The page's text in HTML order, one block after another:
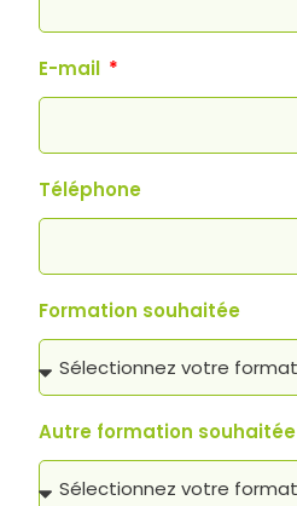
E-mail
Téléphone
Formation souhaitée
Autre formation souhaitée